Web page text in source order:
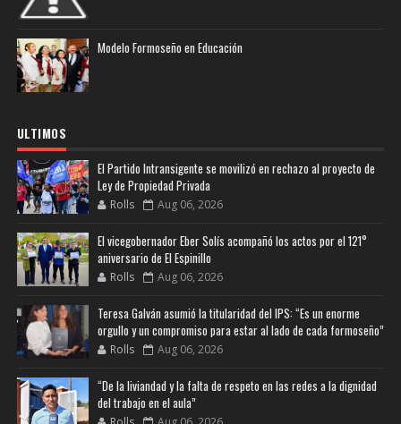
Modelo Formoseño en Educación
ULTIMOS
El Partido Intransigente se movilizó en rechazo al proyecto de
Ley de Propiedad Privada
Rolls Aug 06, 2026
El vicegobernador Eber Solís acompañó los actos por el 121°
aniversario de El Espinillo
Rolls Aug 06, 2026
Teresa Galván asumió la titularidad del IPS: “Es un enorme
orgullo y un compromiso para estar al lado de cada formoseño”
Rolls Aug 06, 2026
“De la liviandad y la falta de respeto en las redes a la dignidad
del trabajo en el aula”